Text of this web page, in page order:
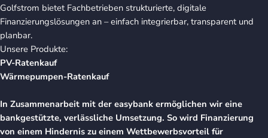
Golfstrom bietet Fachbetrieben strukturierte, digitale
Finanzierungslösungen an – einfach integrierbar, transparent und
planbar.
Unsere Produkte:
PV-Ratenkauf
Wärmepumpen-Ratenkauf
In Zusammenarbeit mit der easybank ermöglichen wir eine
bankgestützte, verlässliche Umsetzung. So wird Finanzierung
von einem Hindernis zu einem Wettbewerbsvorteil für